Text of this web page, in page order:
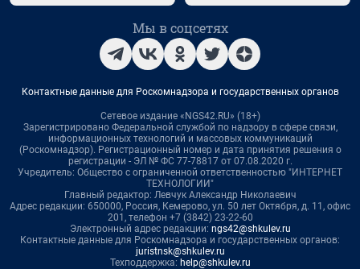
Мы в соцсетях
Контактные данные для Роскомнадзора и государственных органов
Сетевое издание «NGS42.RU» (18+)
Зарегистрировано Федеральной службой по надзору в сфере связи,
информационных технологий и массовых коммуникаций
(Роскомнадзор). Регистрационный номер и дата принятия решения о
регистрации - ЭЛ № ФС 77-78817 от 07.08.2020 г.
Учредитель: Общество с ограниченной ответственностью "ИНТЕРНЕТ
ТЕХНОЛОГИИ"
Главный редактор: Левчук Александр Николаевич
Адрес редакции: 650000, Россия, Кемерово, ул. 50 лет Октября, д. 11, офис
201, телефон +7 (3842) 23-22-60
Электронный адрес редакции: ngs42@shkulev.ru
Контактные данные для Роскомнадзора и государственных органов:
juristnsk@shkulev.ru
Техподдержка: help@shkulev.ru